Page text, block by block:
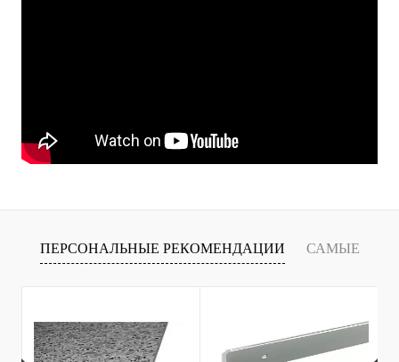
ПЕРСОНАЛЬНЫЕ РЕКОМЕНДАЦИИ САМЫЕ
ПРОДАВАЕМЫЕ ТОВАРЫ